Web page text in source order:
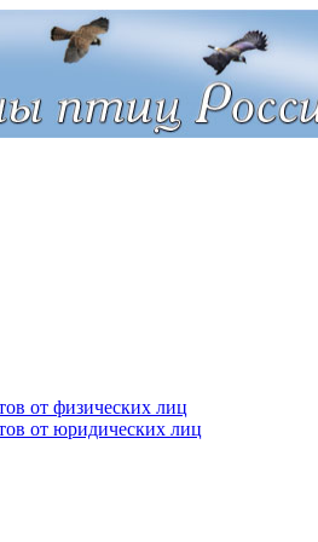
от физических лиц
от юридических лиц